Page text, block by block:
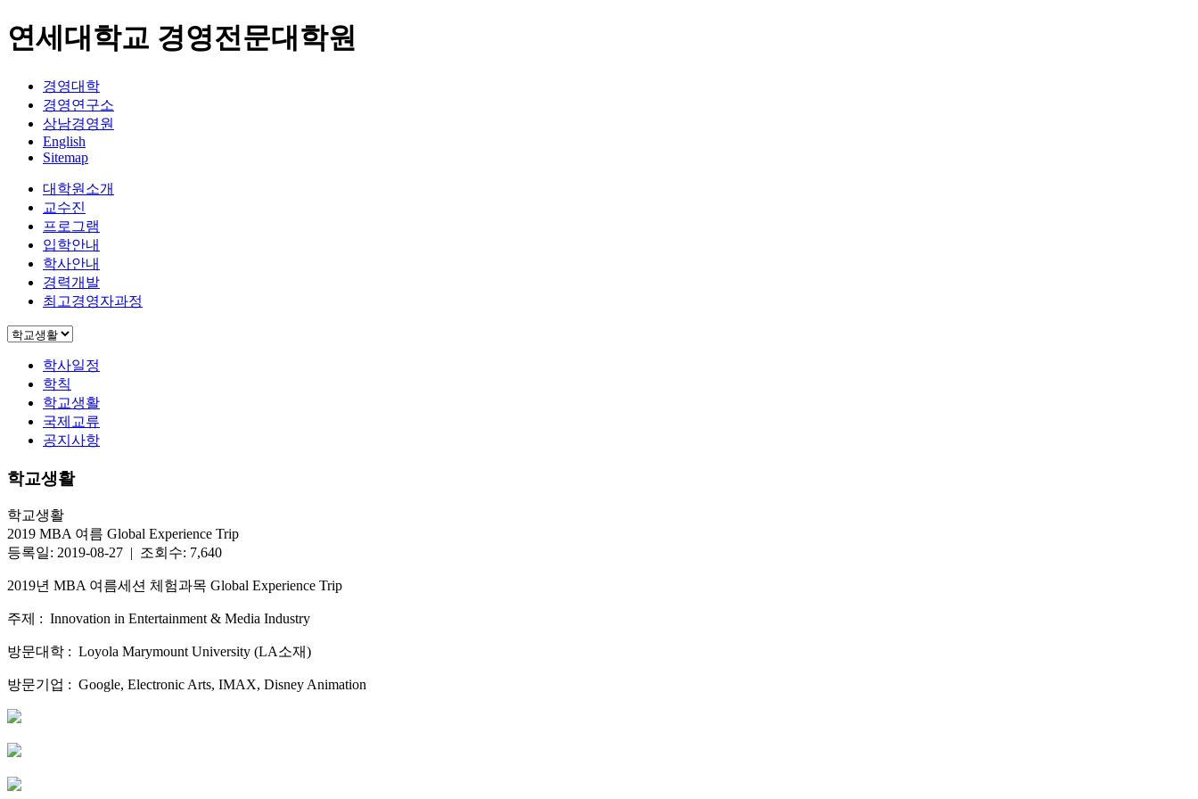
연세대학교 경영전문대학원
경영대학
경영연구소
상남경영원
English
Sitemap
대학원소개
교수진
프로그램
입학안내
학사안내
경력개발
최고경영자과정
학사일정
학칙
학교생활
국제교류
공지사항
학교생활
학교생활
2019 MBA 여름 Global Experience Trip
등록일: 2019-08-27 | 조회수: 7,640
2019년 MBA 여름세션 체험과목 Global Experience Trip
주제 : Innovation in Entertainment & Media Industry
방문대학 : Loyola Marymount University (LA소재)
방문기업 : Google, Electronic Arts, IMAX, Disney Animation